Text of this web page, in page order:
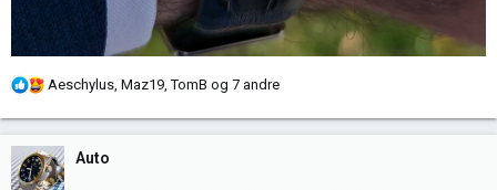
R
k
s
Aeschylus, Maz19,TomB og 7 andre
Auto